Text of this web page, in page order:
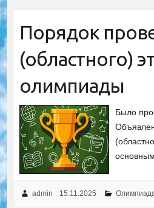
Порядок
(областного)
олимпиады
Было
admin 15.11.2025